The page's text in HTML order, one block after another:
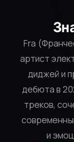
Fra
артист
диджей и
дебюта в
треков,
и